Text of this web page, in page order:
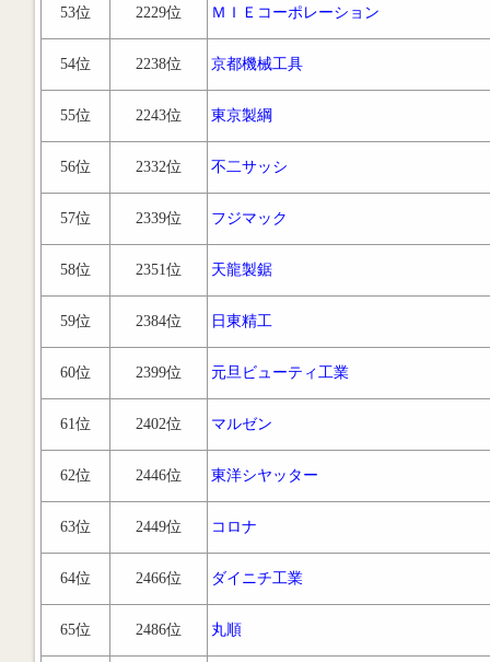
53位 2229位 ＭＩＥコーポレーション
54位 2238位 京都機械工具
55位 2243位 東京製綱
56位 2332位 不二サッシ
57位 2339位 フジマック
58位 2351位 天龍製鋸
59位 2384位 日東精工
60位 2399位 元旦ビューティ工業
61位 2402位 マルゼン
62位 2446位 東洋シヤッター
63位 2449位 コロナ
64位 2466位 ダイニチ工業
65位 2486位 丸順